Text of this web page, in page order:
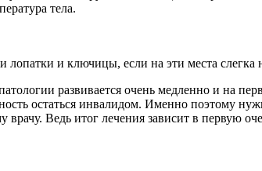
тела.
лопатки и ключицы, если на эти места слегка
развивается очень медленно и на
остаться инвалидом. Именно поэтому
Ведь итог лечения зависит в первую